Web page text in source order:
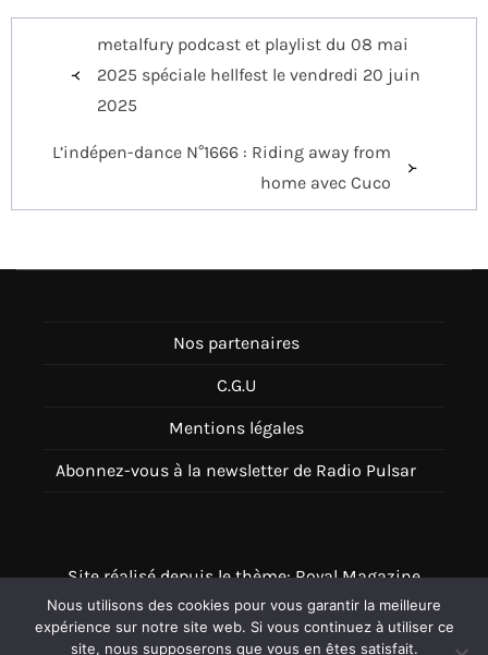
Navigation
l’article
metalfury podcast et playlist du 08 mai
2025 spéciale hellfest le vendredi 20 juin
2025
L’indépen-dance N°1666 : Riding away from
home avec Cuco
Nos partenaires
C.G.U
Mentions légales
Abonnez-vous à la newsletter de Radio Pulsar
Site réalisé depuis le thème: Royal Magazine
Thème disponible sur Wordpress
Nous utilisons des cookies pour vous garantir la meilleure
expérience sur notre site web. Si vous continuez à utiliser ce
site, nous supposerons que vous en êtes satisfait.